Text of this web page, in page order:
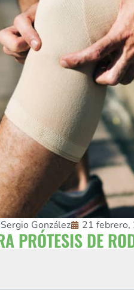
Sergio González 21 febrero,
PRÓTESIS DE